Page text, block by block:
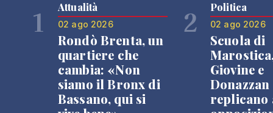
1 Attualità
02 ago 2026
Rondò Brenta, un
quartiere che
cambia: «Non
siamo il Bronx di
Bassano, qui si
2 Politica
02 ago 2026
Scuola di
Giovine e
Donazzan
replicano